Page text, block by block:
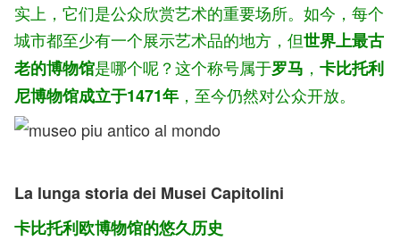
实上，它们是公众欣赏艺术的重要场所。如今，每个
城市都至少有一个展示艺术品的地方，但世界上最古
老的博物馆是哪个呢？这个称号属于罗马 ， 卡比托利
尼博物馆成立于1471年 ，至今仍然对公众开放。
La lunga storia dei Musei Capitolini
卡比托利欧博物馆的悠久历史